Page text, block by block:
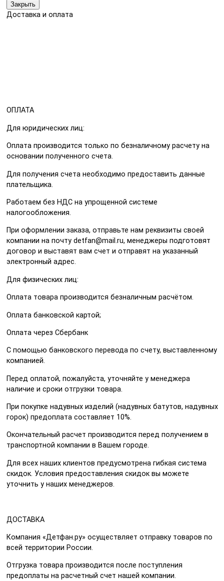
Закрыть
Доставка и оплата
ОПЛАТА
Для юридических лиц:
Оплата производится только по безналичному расчету на
основании полученного счета.
Для получения счета необходимо предоставить данные
плательщика.
Работаем без НДС на упрощенной системе
налогообложения.
При оформлении заказа, отправьте нам реквизиты своей
компании на почту detfan@mail.ru, менеджеры подготовят
договор и выставят вам счет и отправят на указанный
электронный адрес.
Для физических лиц:
Оплата товара производится безналичным расчётом.
Оплата банковской картой;
Оплата через Сбербанк
С помощью банковского перевода по счету, выставленному
компанией.
Перед оплатой, пожалуйста, уточняйте у менеджера
наличие и сроки отгрузки товара.
При покупке надувных изделий (надувных батутов, надувных
горок) предоплата составляет 10%.
Окончательный расчет производится перед получением в
транспортной компании в Вашем городе.
Для всех наших клиентов предусмотрена гибкая система
скидок. Условия предоставления скидок вы можете
уточнить у наших менеджеров.
ДОСТАВКА
Компания «Детфан.ру» осуществляет отправку товаров по
всей территории России.
Отгрузка товара производится после поступления
предоплаты на расчетный счет нашей компании.